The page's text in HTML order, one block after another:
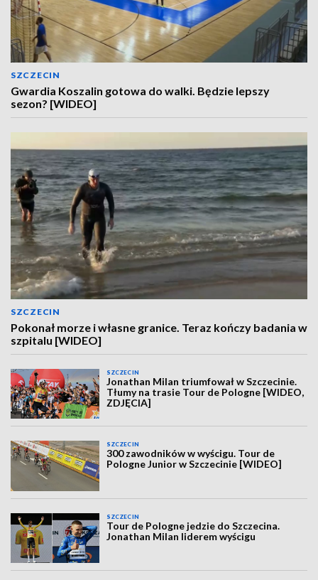
SZCZECIN
Gwardia Koszalin gotowa do walki. Będzie lepszy
sezon? [WIDEO]
SZCZECIN
Pokonał morze i własne granice. Teraz kończy badania w
szpitalu [WIDEO]
SZCZECIN
Jonathan Milan triumfował w Szczecinie.
Tłumy na trasie Tour de Pologne [WIDEO,
ZDJĘCIA]
SZCZECIN
300 zawodników w wyścigu. Tour de
Pologne Junior w Szczecinie [WIDEO]
SZCZECIN
Tour de Pologne jedzie do Szczecina.
Jonathan Milan liderem wyścigu